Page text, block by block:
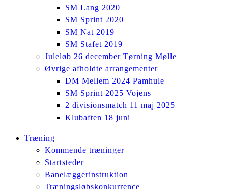
SM Lang 2020
SM Sprint 2020
SM Nat 2019
SM Stafet 2019
Juleløb 26 december Tørning Mølle
Øvrige afholdte arrangementer
DM Mellem 2024 Pamhule
SM Sprint 2025 Vojens
2 divisionsmatch 11 maj 2025
Klubaften 18 juni
Facebook
InstagramTræning
Kommende træninger
Startsteder
Banelæggerinstruktion
Træningsløbskonkurrence